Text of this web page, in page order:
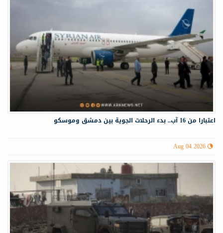
اعتبارا من 16 آب.. بدء الرحلات الجوية بين دمشق وموسكو
Aug 04 2026